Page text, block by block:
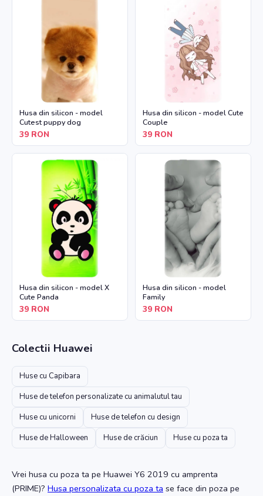
Husa din silicon - model
Cutest puppy dog
39 RON
Husa din silicon - model Cute
Couple
39 RON
Husa din silicon - model X
Cute Panda
39 RON
Husa din silicon - model
Family
39 RON
Colectii Huawei
Huse cu Capibara
Huse de telefon personalizate cu animalutul tau
Huse cu unicorni
Huse de telefon cu design
Huse de Halloween
Huse de crăciun Huse cu poza ta
Vrei husa cu poza ta pe Huawei Y6 2019 cu amprenta
(PRIME)? Husa personalizata cu poza ta se face din poza pe